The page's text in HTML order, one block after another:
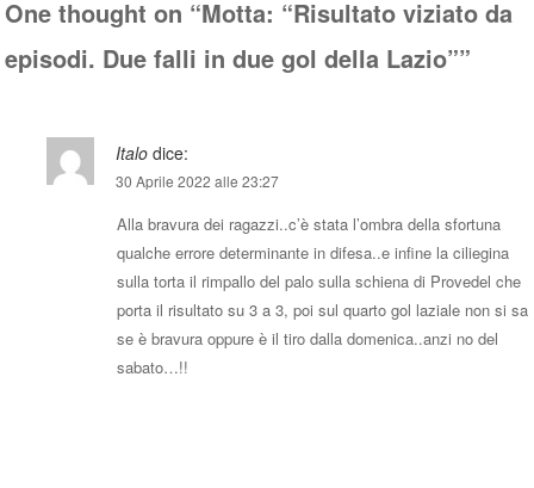
One thought on “Motta: “Risultato viziato da
episodi. Due falli in due gol della Lazio””
Italo dice:
30 Aprile 2022 alle 23:27
Alla bravura dei ragazzi..c’è stata l’ombra della sfortuna
qualche errore determinante in difesa..e infine la ciliegina
sulla torta il rimpallo del palo sulla schiena di Provedel che
porta il risultato su 3 a 3, poi sul quarto gol laziale non si sa
se è bravura oppure è il tiro dalla domenica..anzi no del
sabato…!!